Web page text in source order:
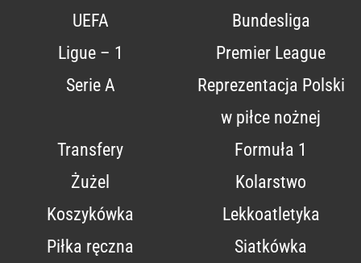
UEFA
Bundesliga
Ligue – 1
Premier League
Serie A
Reprezentacja Polski
w piłce nożnej
Transfery
Formuła 1
Żużel
Kolarstwo
Koszykówka
Lekkoatletyka
Piłka ręczna
Siatkówka